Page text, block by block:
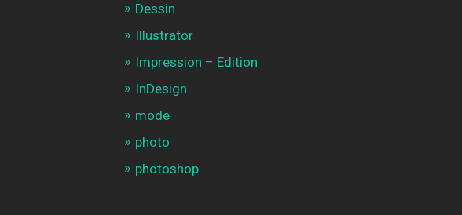
Dessin
Illustrator
Impression – Edition
InDesign
mode
photo
photoshop